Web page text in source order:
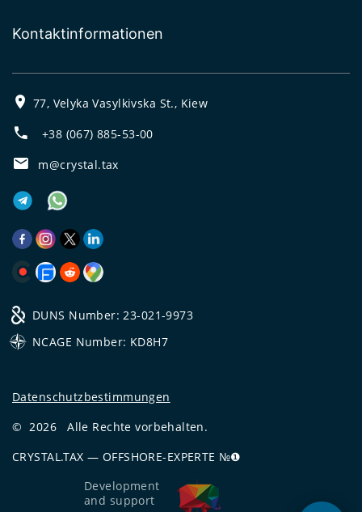
Kontaktinformationen
77, Velyka Vasylkivska St., Kiew
+38 (067) 885-53-00
m@crystal.tax
DUNS Number: 23-021-9973
NCAGE Number: KD8H7
Datenschutzbestimmungen
© 2026
Alle Rechte vorbehalten.
CRYSTAL.TAX — OFFSHORE-EXPERTE №❶
Development
and support